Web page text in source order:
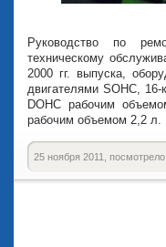
Руководство по
техническому
2000 гг. выпуска,
двигателями SOHC,
DOHC рабочим
рабочим объемом 2,2 л.
25 ноября 2011,